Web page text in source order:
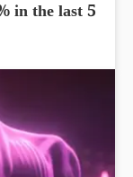
in the last 5